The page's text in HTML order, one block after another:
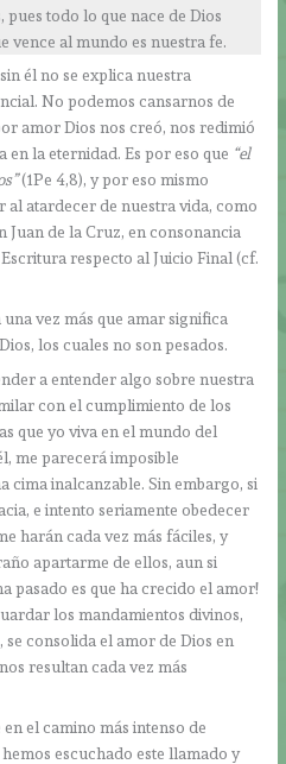
todo lo que nace de Dios
vence al mundo es nuestra fe.
él no se explica nuestra
No podemos cansarnos de
amor Dios nos creó, nos redimió
la eternidad. Es por eso que “el
(1Pe 4,8), y por eso mismo
al atardecer de nuestra vida, como
Juan de la Cruz, en consonancia
respecto al Juicio Final (cf.
vez más que amar significa
los cuales no son pesados.
a entender algo sobre nuestra
con el cumplimiento de los
que yo viva en el mundo del
me parecerá imposible
cima inalcanzable. Sin embargo, si
e intento seriamente obedecer
harán cada vez más fáciles, y
apartarme de ellos, aun si
pasado es que ha crecido el amor!
los mandamientos divinos,
consolida el amor de Dios en
resultan cada vez más
el camino más intenso de
escuchado este llamado y